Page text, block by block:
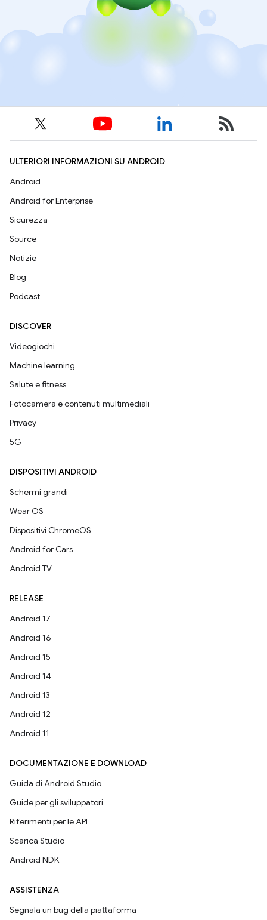
ULTERIORI INFORMAZIONI SU ANDROID
Android
Android for Enterprise
Sicurezza
Source
Notizie
Blog
Podcast
DISCOVER
Videogiochi
Machine learning
Salute e fitness
Fotocamera e contenuti multimediali
Privacy
5G
DISPOSITIVI ANDROID
Schermi grandi
Wear OS
Dispositivi ChromeOS
Android for Cars
Android TV
RELEASE
Android 17
Android 16
Android 15
Android 14
Android 13
Android 12
Android 11
DOCUMENTAZIONE E DOWNLOAD
Guida di Android Studio
Guide per gli sviluppatori
Riferimenti per le API
Scarica Studio
Android NDK
ASSISTENZA
Segnala un bug della piattaforma